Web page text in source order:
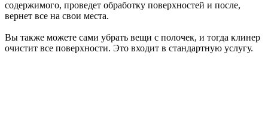
содержимого, проведет обработку поверхностей и после,
вернет все на свои места.
Вы также можете сами убрать вещи с полочек, и тогда клинер
очистит все поверхности. Это входит в стандартную услугу.